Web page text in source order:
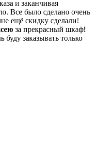
и заканчивая
Все было сделано очень
ещё скидку сделали!
за прекрасный шкаф!
заказывать только